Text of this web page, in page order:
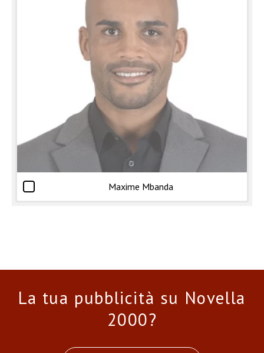
Maxime Mbanda
La tua pubblicità su Novella
2000?